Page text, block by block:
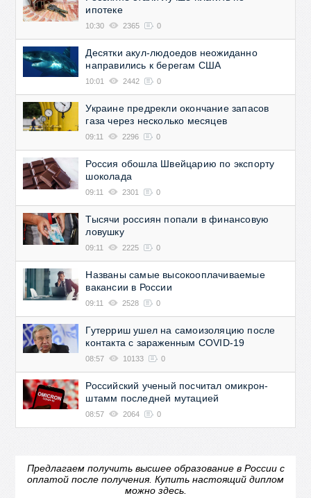
ипотеке
10:30 2365 0
Десятки акул-людоедов неожиданно
направились к берегам США
10:01 2442 0
Украине предрекли окончание запасов
газа через несколько месяцев
09:11 2296 0
Россия обошла Швейцарию по экспорту
шоколада
09:11 2301 0
Тысячи россиян попали в финансовую
ловушку
09:11 2225 0
Названы самые высокооплачиваемые
вакансии в России
09:11 2528 0
Гутерриш ушел на самоизоляцию после
контакта с зараженным COVID-19
08:57 10133 0
Российский ученый посчитал омикрон-
штамм последней мутацией
08:57 2064 0
Предлагаем получить высшее образование в России с
оплатой после получения. Купить настоящий диплом
можно здесь.